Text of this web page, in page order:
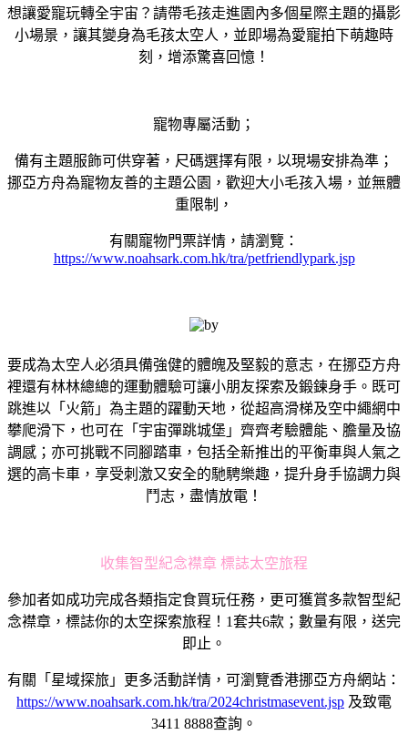
想讓愛寵玩轉全宇宙？請帶毛孩走進園內多個星際主題的攝影
小場景，讓其變身為毛孩太空人，並即場為愛寵拍下萌趣時
刻，增添驚喜回憶！
寵物專屬活動；
備有主題服飾可供穿著，尺碼選擇有限，以現場安排為準；
挪亞方舟為寵物友善的主題公園，歡迎大小毛孩入場，並無體
重限制，
有關寵物門票詳情，請瀏覽：
https://www.noahsark.com.hk/tra/petfriendlypark.jsp
要成為太空人必須具備強健的體魄及堅毅的意志，在挪亞方舟
裡還有林林總總的運動體驗可讓小朋友探索及鍛鍊身手。既可
跳進以「火箭」為主題的躍動天地，從超高滑梯及空中繩網中
攀爬滑下，也可在「宇宙彈跳城堡」齊齊考驗體能、膽量及協
調感；亦可挑戰不同腳踏車，包括全新推出的平衡車與人氣之
選的高卡車，享受刺激又安全的馳騁樂趣，提升身手協調力與
鬥志，盡情放電！
收集智型紀念襟章 標誌太空旅程
參加者如成功完成各類指定食買玩任務，更可獲賞多款智型紀
念襟章，標誌你的太空探索旅程！1套共6款；數量有限，送完
即止。
有關「星域探旅」更多活動詳情，可瀏覽香港挪亞方舟網站：
https://www.noahsark.com.hk/tra/2024christmasevent.jsp 及致電
3411 8888查詢。